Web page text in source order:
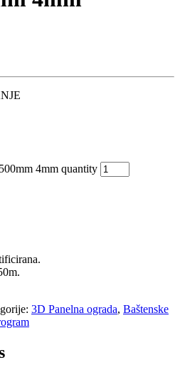
4mm quantity
3D Panelna ograda, Baštenske